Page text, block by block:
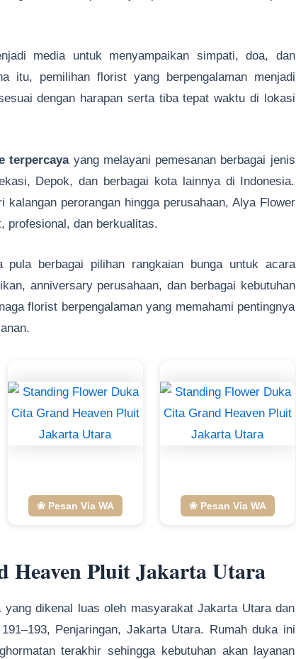
media untuk menyampaikan simpati, doa, dan
itu, pemilihan florist yang berpengalaman menjadi
dengan harapan serta tiba tepat waktu di lokasi
terpercayayang melayani pemesanan berbagai jenis
Depok, dan berbagai kota lainnya di Indonesia.
kalangan perorangan hingga perusahaan, Alya Flower
profesional, dan berkualitas.
berbagai pilihan rangkaian bunga untuk acara
anniversary perusahaan, dan berbagai kebutuhan
florist berpengalaman yang memahami pentingnya
❀ Pesan Via WA ❀ Pesan Via WA
Heaven Pluit Jakarta Utara
dikenal luas oleh masyarakat Jakarta Utara dan
Penjaringan, Jakarta Utara. Rumah duka ini
terakhir sehingga kebutuhan akan layanan